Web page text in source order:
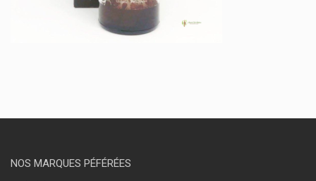
NOS MARQUES PÉFÉRÉES